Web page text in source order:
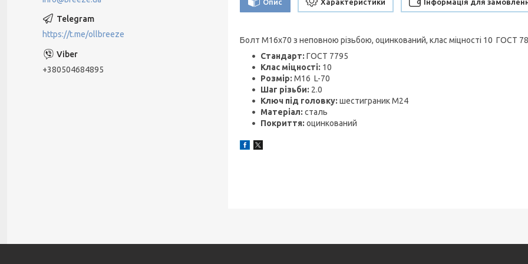
Болт М16х70 з неповною різьбою, оцинкований, клас міцності 10 ГОСТ
Стандарт: ГОСТ 7795
Клас міцності: 10
Розмір: М16 L-70
Шаг різьби: 2.0
Ключ під головку: шестиграник М24
Матеріал: сталь
Покриття: оцинкований
https://t.me/ollbreeze
+380504684895